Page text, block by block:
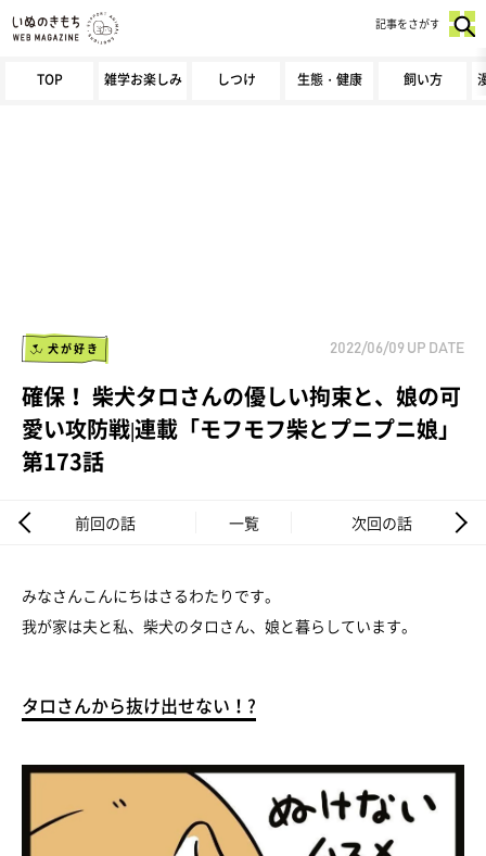
TOP 雑学お楽しみ しつけ 生態・健康 飼い方
記事をさがす
犬が好き 2022/06/09 UP DATE
確保！ 柴犬タロさんの優しい拘束と、娘の可
愛い攻防戦|連載「モフモフ柴とプニプニ娘」
第173話
前回の話 一覧 次回の話
みなさんこんにちはさるわたりです。
我が家は夫と私、柴犬のタロさん、娘と暮らしています。
タロさんから抜け出せない！?